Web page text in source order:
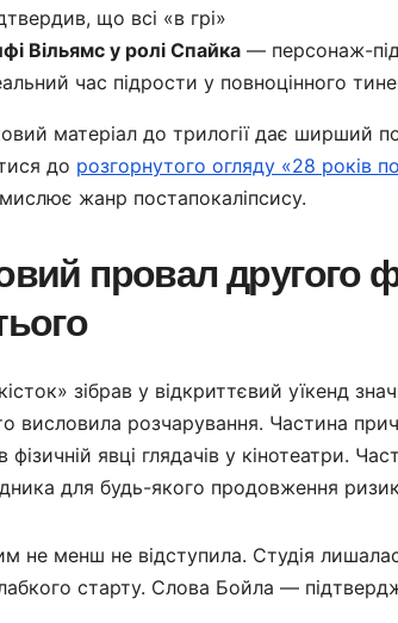
що всі «в грі»
Вільямс у ролі Спайка — персонаж-
час підрости у повноцінного
матеріал до трилогії дає ширший
до розгорнутого огляду «28 років
жанр постапокаліпсису.
провал другого
зібрав у відкриттєвий уїкенд
висловила розчарування. Частина
фізичній явці глядачів у кінотеатри.
для будь-якого продовження
не менш не відступила. Студія
старту. Слова Бойла —